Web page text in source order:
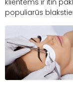
klientėms ir itin
populiarūs